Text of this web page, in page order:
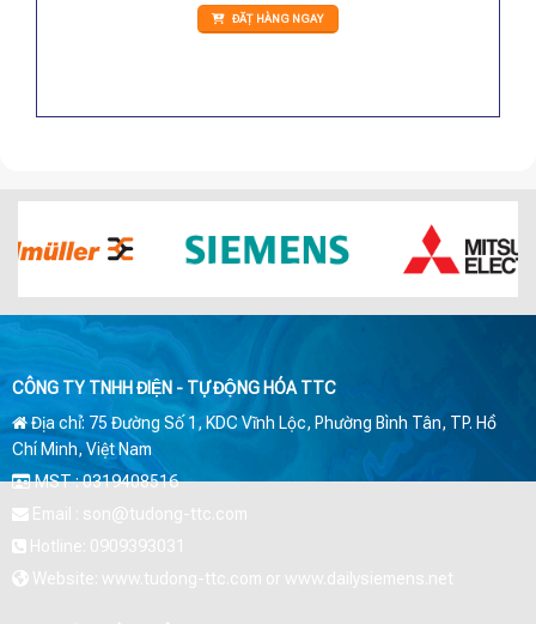
ĐẶT HÀNG NGAY
CÔNG TY TNHH ĐIỆN - TỰ ĐỘNG HÓA TTC
Địa chỉ: 75 Đường Số 1, KDC Vĩnh Lộc, Phường Bình Tân, TP. Hồ
Chí Minh, Việt Nam
MST : 0319408516
Email : son@tudong-ttc.com
Hotline: 0909393031
Website: www.tudong-ttc.com or www.dailysiemens.net